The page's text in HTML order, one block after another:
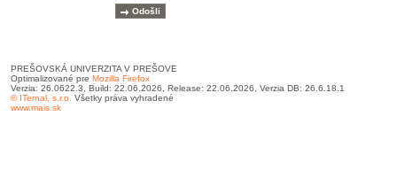
PREŠOVSKÁ UNIVERZITA V PREŠOVE
Optimalizované pre Mozilla Firefox
Verzia: 26.0622.3, Build: 22.06.2026, Release: 22.06.2026, Verzia DB: 26.6.18.1
© ITernal, s.r.o. Všetky práva vyhradené
www.mais.sk